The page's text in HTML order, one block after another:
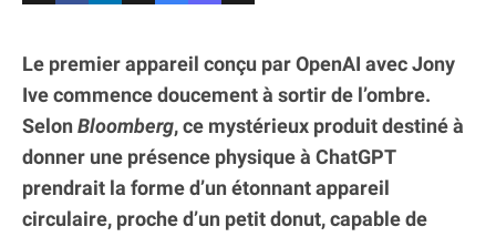
Le premier appareil conçu par OpenAI avec Jony
Ive commence doucement à sortir de l’ombre.
Selon Bloomberg, ce mystérieux produit destiné à
donner une présence physique à ChatGPT
prendrait la forme d’un étonnant appareil
circulaire, proche d’un petit donut, capable de